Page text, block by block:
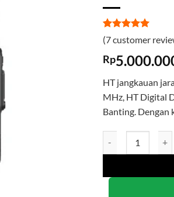
Rated5
out of 5
based on
7
customer
(7customer
Rp
HT jangkauan
MHz, HT Digital
Banting. Dengan